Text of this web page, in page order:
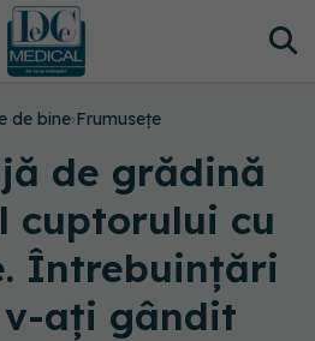
de bine›Frumusețe
de grădină
cuptorului cu
Întrebuințări
v-ați gândit